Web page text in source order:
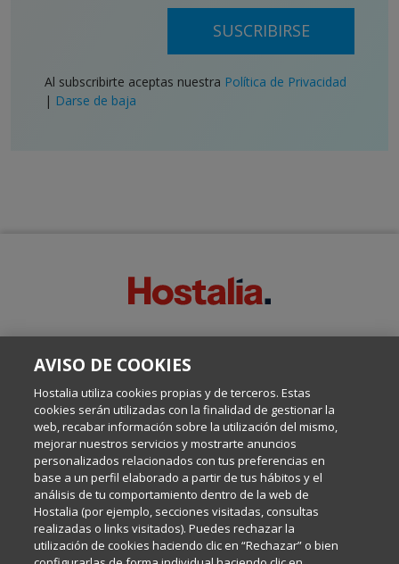
SUSCRIBIRSE
Al subscribirte aceptas nuestra Política de Privacidad
| Darse de baja
Escrito por el equipo de Comunicación de Hostalia, dirigido por
Internet y Tecnología.
Política de privacidad
Política de cookies
Aviso legal
AVISO DE COOKIES
Hostalia utiliza cookies propias y de terceros. Estas
cookies serán utilizadas con la finalidad de gestionar la
web, recabar información sobre la utilización del mismo,
mejorar nuestros servicios y mostrarte anuncios
personalizados relacionados con tus preferencias en
base a un perfil elaborado a partir de tus hábitos y el
análisis de tu comportamiento dentro de la web de
Hostalia (por ejemplo, secciones visitadas, consultas
realizadas o links visitados). Puedes rechazar la
utilización de cookies haciendo clic en “Rechazar” o bien